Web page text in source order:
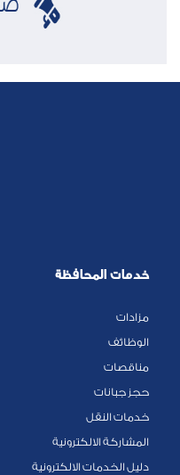
خدمات المحافظة
مزادات
الوظائف
مناقصات
حجز جبانات
خدمات النقل
المشاركة الالكترونية
دليل الخدمات الالكترونية